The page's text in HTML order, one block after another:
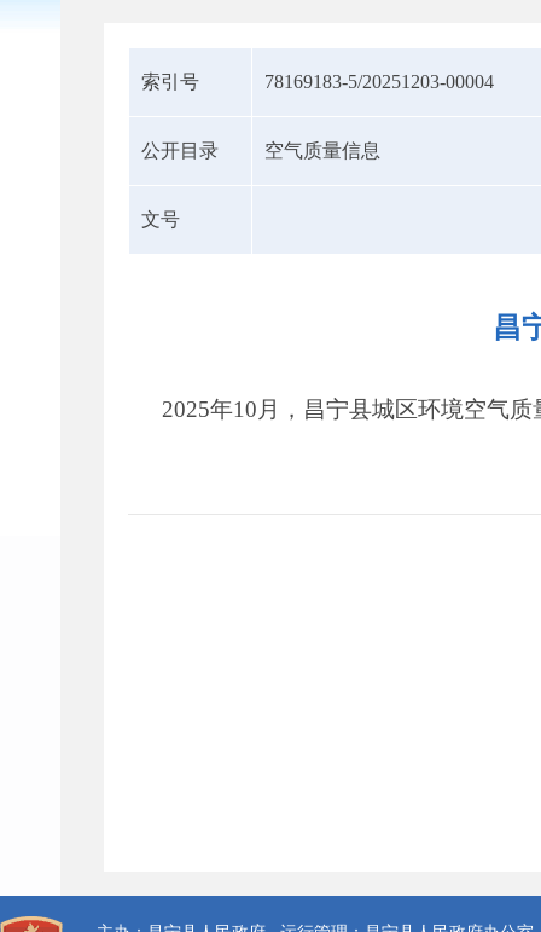
索引号 78169183-5/20251203-00004
公开目录 空气质量信息
文号
昌
2025年10月，昌宁县城区环境空气